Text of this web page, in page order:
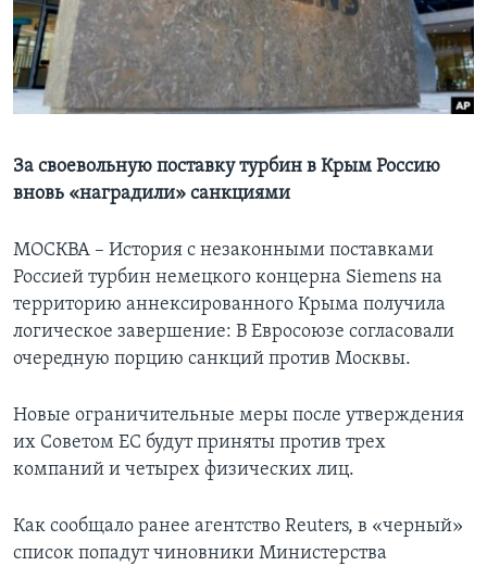
Learning English
СОЦИАЛЬНЫЕ СЕТИ
Языки
За своевольную поставку турбин в Крым Россию
вновь «наградили» санкциями
МОСКВА – История с незаконными поставками
Россией турбин немецкого концерна Siemens на
территорию аннексированного Крыма получила
логическое завершение: В Евросоюзе согласовали
очередную порцию санкций против Москвы.
Новые ограничительные меры после утверждения
их Советом ЕС будут приняты против трех
компаний и четырех физических лиц.
Как сообщало ранее агентство Reuters, в «черный»
список попадут чиновники Министерства